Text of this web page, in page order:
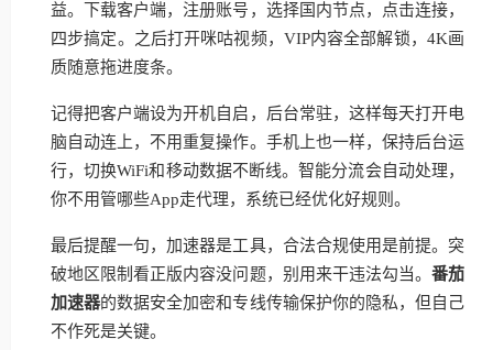
益。下载客户端，注册账号，选择国内节点，点击连接，
四步搞定。之后打开咪咕视频，VIP内容全部解锁，4K画
质随意拖进度条。
记得把客户端设为开机自启，后台常驻，这样每天打开电
脑自动连上，不用重复操作。手机上也一样，保持后台运
行，切换WiFi和移动数据不断线。智能分流会自动处理，
你不用管哪些App走代理，系统已经优化好规则。
最后提醒一句，加速器是工具，合法合规使用是前提。突
破地区限制看正版内容没问题，别用来干违法勾当。 番茄
加速器的数据安全加密和专线传输保护你的隐私，但自己
不作死是关键。